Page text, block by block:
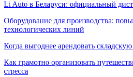
Li Auto в Беларуси: официальный
Оборудование для производства:
технологических линий
Когда выгоднее арендовать
Как грамотно организовать
стресса